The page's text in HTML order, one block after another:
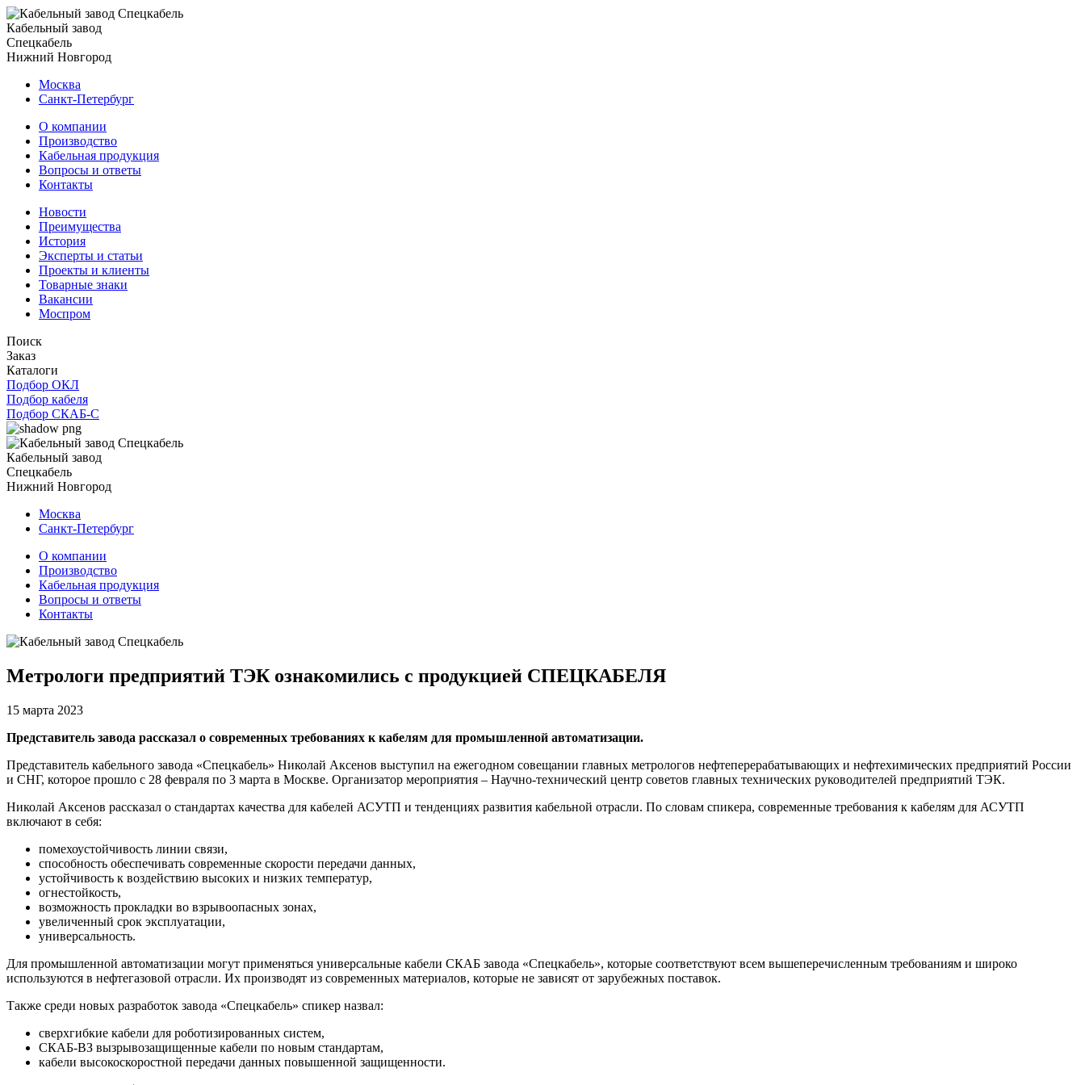
Кабельный завод
Спецкабель
Нижний Новгород
Москва
Санкт-Петербург
О компании
Производство
Кабельная продукция
Вопросы и ответы
Контакты
Новости
Преимущества
История
Эксперты и статьи
Проекты и клиенты
Товарные знаки
Вакансии
Моспром
Поиск
Заказ
Каталоги
Подбор ОКЛ
Подбор кабеля
Подбор СКАБ-С
Кабельный завод
Спецкабель
Нижний Новгород
Москва
Санкт-Петербург
О компании
Производство
Кабельная продукция
Вопросы и ответы
Контакты
Метрологи предприятий ТЭК ознакомились с продукцией СПЕЦКАБЕЛЯ
15 марта 2023
Представитель завода рассказал о современных требованиях к кабелям для промышленной автоматизации.
Представитель кабельного завода «Спецкабель» Николай Аксенов выступил на ежегодном совещании главных метрологов нефтеперерабатывающих и нефтехимических предприятий России
и СНГ, которое прошло с 28 февраля по 3 марта в Москве. Организатор мероприятия – Научно-технический центр советов главных технических руководителей предприятий ТЭК.
Николай Аксенов рассказал о стандартах качества для кабелей АСУТП и тенденциях развития кабельной отрасли. По словам спикера, современные требования к кабелям для АСУТП
включают в себя:
помехоустойчивость линии связи,
способность обеспечивать современные скорости передачи данных,
устойчивость к воздействию высоких и низких температур,
огнестойкость,
возможность прокладки во взрывоопасных зонах,
увеличенный срок эксплуатации,
универсальность.
Для промышленной автоматизации могут применяться универсальные кабели СКАБ завода «Спецкабель», которые соответствуют всем вышеперечисленным требованиям и широко
используются в нефтегазовой отрасли. Их производят из современных материалов, которые не зависят от зарубежных поставок.
Также среди новых разработок завода «Спецкабель» спикер назвал:
сверхгибкие кабели для роботизированных систем,
СКАБ-ВЗ вызрывозащищенные кабели по новым стандартам,
кабели высокоскоростной передачи данных повышенной защищенности.